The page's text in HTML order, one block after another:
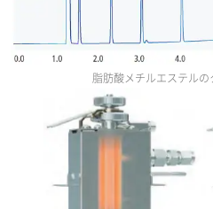
脂肪酸メチルエステル